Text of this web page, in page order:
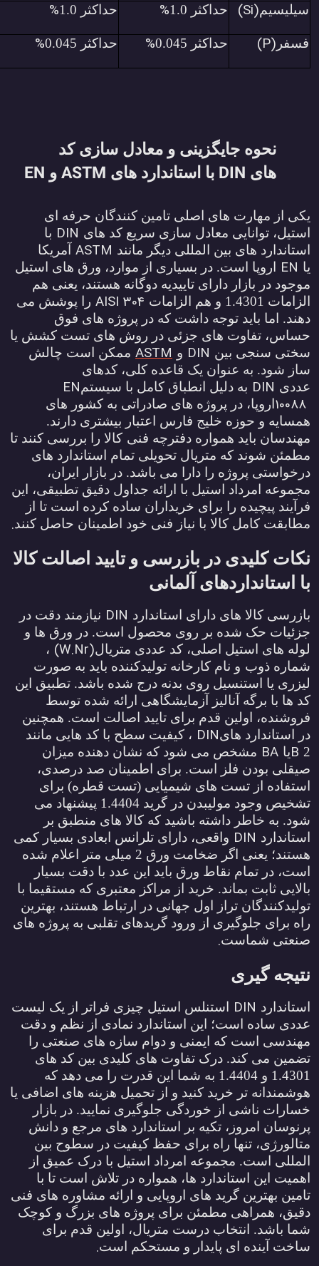
سیلیسیم(Si) حداکثر 1.0 % حداکثر 1.0 %
فسفر(P) حداکثر 0.045 % حداکثر 0.045 %
نحوه جایگزینی و معادل سازی کد
هایDINبا استاندارد هایASTMوEN
از مهارت های اصلی تامین کنندگان حرفه ای
توانایی معادل سازی سریع کد هایDINبا
های بین المللی دیگر مانندASTMآمریکا
ENاروپا است. در بسیاری از موارد، ورق های استیل
در بازار دارای تاییدیه دوگانه هستند، یعنی هم
1.4301 و هم الزامات
AISI 304را پوشش می
اما باید توجه داشت که در پروژه های فوق
تفاوت های جزئی در روش های تست کشش یا
سنجی بینDINو ASTM ممکن است چالش
شود. به عنوان یک قاعده کلی، کدهای
DINبه دلیل انطباق کامل با سیستمEN
اروپا، در پروژه های صادراتی به کشور های
و حوزه خلیج فارس اعتبار بیشتری دارند.
باید همواره دفترچه فنی کالا را بررسی کنند تا
شوند که متریال تحویلی تمام استاندارد های
پروژه را دارا می باشد. در بازار ایران،
امرداد استیل با ارائه جداول دقیق تطبیقی، این
پیچیده را برای خریداران ساده کرده است تا از
کامل کالا با نیاز فنی خود اطمینان حاصل کنند.
کلیدی در بازرسی و تایید اصالت کالا
استانداردهای آلمانی
کالا های دارای استانداردDINنیازمند دقت در
حک شده بر روی محصول است. در ورق ها و
های استیل اصلی، کد عددی متریال(W.Nr)،
ذوب و نام کارخانه تولیدکننده باید به صورت
یا استنسیل روی بدنه درج شده باشد. تطبیق این
ها با برگه آنالیز آزمایشگاهی ارائه شده توسط
اولین قدم برای تایید اصالت است. همچنین
استاندارد هایDIN، کیفیت سطح با کد هایی مانند
B یاBAمشخص می شود که نشان دهنده میزان
بودن فلز است. برای اطمینان صد درصدی،
از تست های شیمیایی (تست قطره) برای
تشخیص وجود مولیبدن در گرید 1.4404 پیشنهاد می
به خاطر داشته باشید که کالا های منطبق بر
DINواقعی، دارای تلرانس ابعادی بسیار کمی
هستند؛ یعنی اگر ضخامت ورق 2 میلی متر اعلام شده
در تمام نقاط ورق باید این عدد با دقت بسیار
ثابت بماند. خرید از مراکز معتبری که مستقیما با
تراز اول جهانی در ارتباط هستند، بهترین
برای جلوگیری از ورود گریدهای تقلبی به پروژه های
شماست.
گیری
DINاستنلس استیل چیزی فراتر از یک لیست
ساده است؛ این استاندارد نمادی از نظم و دقت
است که ایمنی و دوام سازه های صنعتی را
می کند. درک تفاوت های کلیدی بین کد های
1.4301 و 1.4404 به شما این قدرت را می دهد که
تر خرید کنید و از تحمیل هزینه های اضافی یا
ناشی از خوردگی جلوگیری نمایید. در بازار
امروز، تکیه بر استاندارد های مرجع و دانش
تنها راه برای حفظ کیفیت در سطوح بین
است. مجموعه امرداد استیل با درک عمیق از
این استاندارد ها، همواره در تلاش است تا با
بهترین گرید های اروپایی و ارائه مشاوره های فنی
همراهی مطمئن برای پروژه های بزرگ و کوچک
باشد. انتخاب درست متریال، اولین قدم برای
آینده ای پایدار و مستحکم است.